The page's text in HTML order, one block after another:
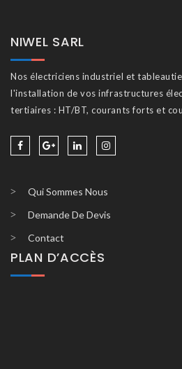
NIWEL SARL
Nos électriciens industriel et
l'installation de vos infrastructures
tertiaires : HT/BT, courants forts et
Qui Sommes Nous
Demande De Devis
Contact
PLAN D’ACCÈS